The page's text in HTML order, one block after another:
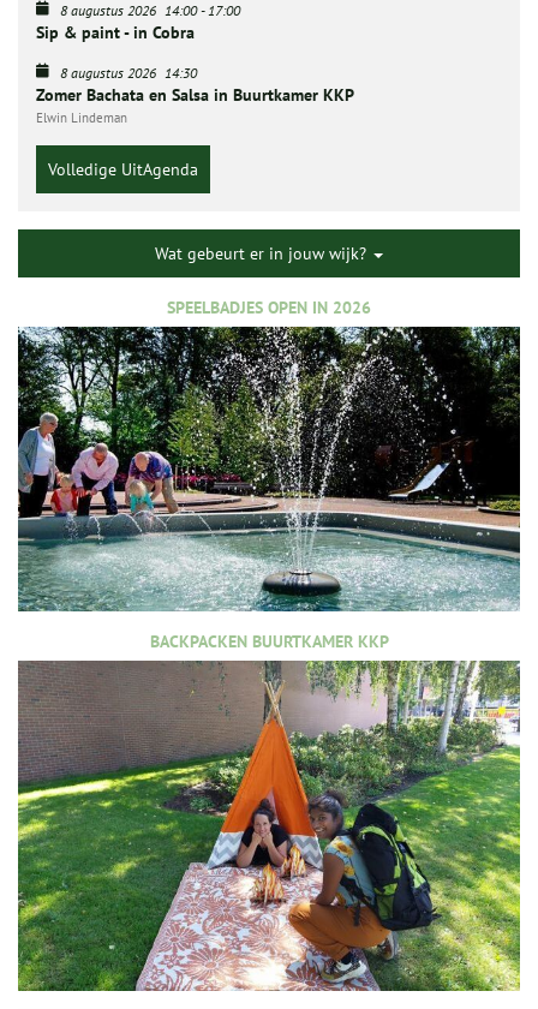
8 augustus 2026 14:00-17:00
Sip & paint - in Cobra
8 augustus 2026 14:30
Zomer Bachata en Salsa in Buurtkamer KKP
Elwin Lindeman
Volledige UitAgenda
Wat gebeurt er in jouw wijk?
SPEELBADJES OPEN IN 2026
BACKPACKEN BUURTKAMER KKP